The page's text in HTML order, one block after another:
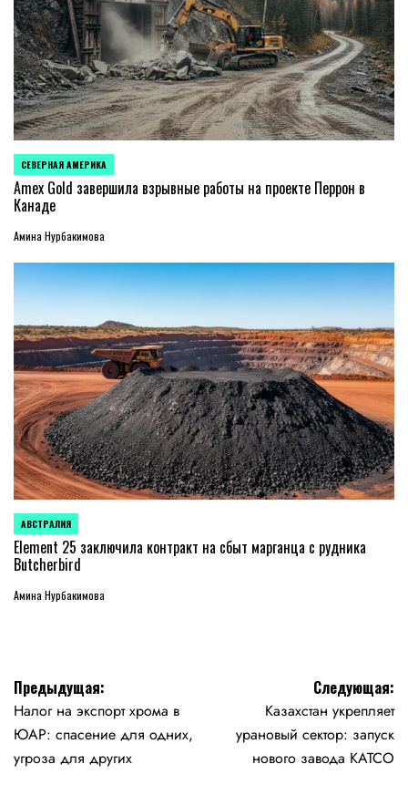
ОПУБЛИКОВАНО
В
СЕВЕРНАЯ АМЕРИКА
Amex Gold завершила взрывные работы на проекте Перрон в
Канаде
Амина Нурбакимова
ОПУБЛИКОВАНО
В
АВСТРАЛИЯ
Element 25 заключила контракт на сбыт марганца с рудника
Butcherbird
Амина Нурбакимова
Навигация
по
записям
Предыдущая:
Налог на экспорт хрома в
ЮАР: спасение для одних,
угроза для других
Следующая:
Казахстан укрепляет
урановый сектор: запуск
нового завода KATCO